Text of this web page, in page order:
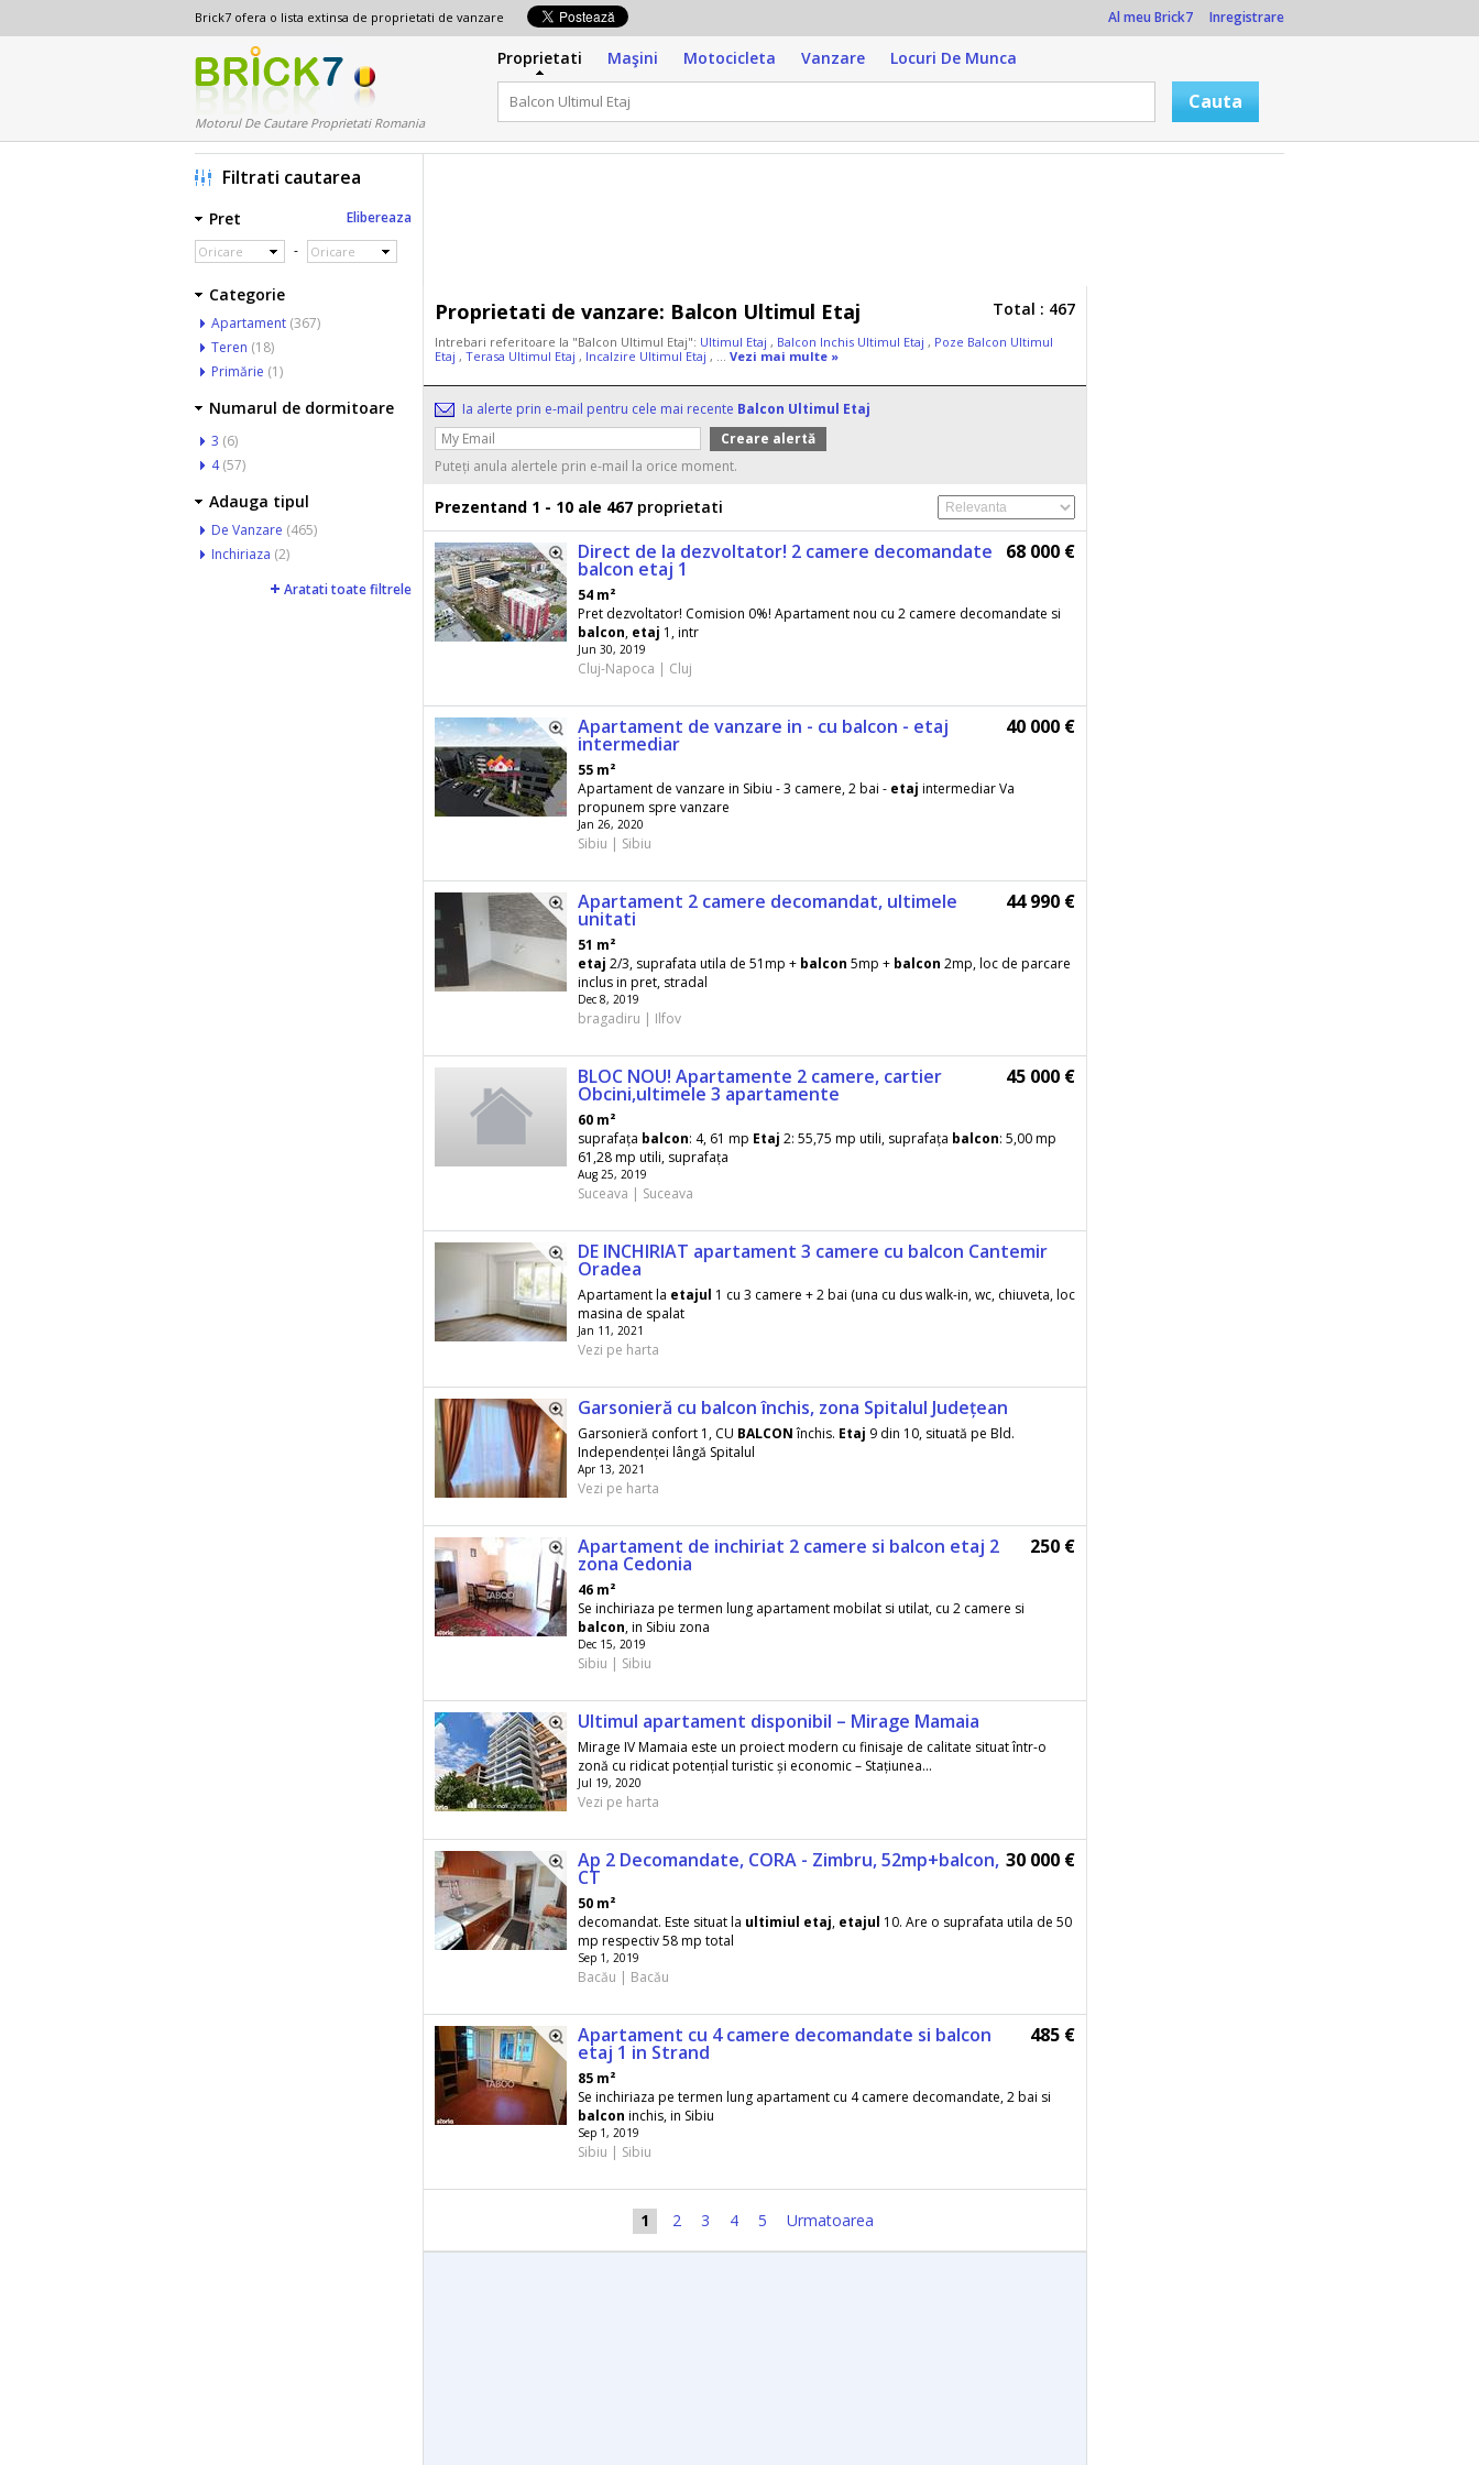
Brick7 ofera o lista extinsa de proprietati de vanzare Al meu Brick7 Inregistrare
Motorul De Cautare Proprietati Romania
Proprietati Maşini Motocicleta Vanzare Locuri De Munca
Proprietati de vanzare: Balcon Ultimul Etaj Total : 467
Intrebari referitoare la "Balcon Ultimul Etaj": Ultimul Etaj , Balcon Inchis Ultimul Etaj , Poze Balcon Ultimul
Etaj , Terasa Ultimul Etaj , Incalzire Ultimul Etaj , ... Vezi mai multe »
Ia alerte prin e-mail pentru cele mai recente Balcon Ultimul Etaj
Puteți anula alertele prin e-mail la orice moment.
Prezentand 1 - 10 ale 467 proprietati
Direct de la dezvoltator! 2 camere decomandate
balcon etaj 1
68 000 €
54 m²
Pret dezvoltator! Comision 0%! Apartament nou cu 2 camere decomandate si
balcon, etaj 1, intr
Jun 30, 2019
Cluj-Napoca | Cluj
Apartament de vanzare in - cu balcon - etaj
intermediar
40 000 €
55 m²
Apartament de vanzare in Sibiu - 3 camere, 2 bai - etaj intermediar Va
propunem spre vanzare
Jan 26, 2020
Sibiu | Sibiu
Apartament 2 camere decomandat, ultimele
unitati
44 990 €
51 m²
etaj 2/3, suprafata utila de 51mp + balcon 5mp + balcon 2mp, loc de parcare
inclus in pret, stradal
Dec 8, 2019
bragadiru | Ilfov
BLOC NOU! Apartamente 2 camere, cartier
Obcini,ultimele 3 apartamente
45 000 €
60 m²
suprafața balcon: 4, 61 mp Etaj 2: 55,75 mp utili, suprafața balcon: 5,00 mp
61,28 mp utili, suprafața
Aug 25, 2019
Suceava | Suceava
DE INCHIRIAT apartament 3 camere cu balcon Cantemir
Oradea
Apartament la etajul 1 cu 3 camere + 2 bai (una cu dus walk-in, wc, chiuveta, loc
masina de spalat
Jan 11, 2021
Vezi pe harta
Garsonieră cu balcon închis, zona Spitalul Județean
Garsonieră confort 1, CU BALCONînchis. Etaj 9 din 10, situată pe Bld.
Independenței lângă Spitalul
Apr 13, 2021
Vezi pe harta
Apartament de inchiriat 2 camere si balcon etaj 2
zona Cedonia
250 €
46 m²
Se inchiriaza pe termen lung apartament mobilat si utilat, cu 2 camere si
balcon, in Sibiu zona
Dec 15, 2019
Sibiu | Sibiu
Ultimul apartament disponibil – Mirage Mamaia
Mirage IV Mamaia este un proiect modern cu finisaje de calitate situat într-o
zonă cu ridicat potențial turistic și economic – Stațiunea...
Jul 19, 2020
Vezi pe harta
Ap 2 Decomandate, CORA - Zimbru, 52mp+balcon,
CT
30 000 €
50 m²
decomandat. Este situat la ultimiul etaj, etajul 10. Are o suprafata utila de 50
mp respectiv 58 mp total
Sep 1, 2019
Bacău | Bacău
Apartament cu 4 camere decomandate si balcon
etaj 1 in Strand
485 €
85 m²
Se inchiriaza pe termen lung apartament cu 4 camere decomandate, 2 bai si
balcon inchis, in Sibiu
Sep 1, 2019
Sibiu | Sibiu
1 2 3 4 5 Urmatoarea
Filtrati cautarea
Pret Elibereaza
Oricare - Oricare
Categorie
Apartament (367)
Teren (18)
Primărie (1)
Numarul de dormitoare
3 (6)
4(57)
Adauga tipul
De Vanzare (465)
Inchiriaza (2)
Aratati toate filtrele